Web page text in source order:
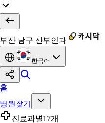
부산 남구 산부인과
한국어
홈
병원찾기
진료과별17개